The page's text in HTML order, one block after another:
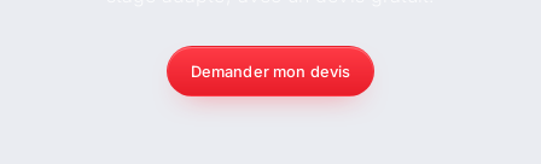
Demander mon devis